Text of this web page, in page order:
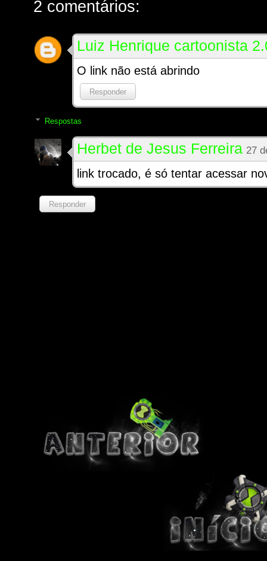
2 comentários:
Luiz Henrique cartoonista
O link não está abrindo
Responder
Respostas
Herbet de Jesus Ferreira 27
link trocado, é só tentar acessar
Responder